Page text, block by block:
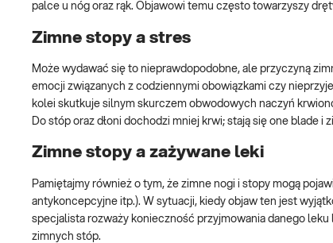
palce u nóg oraz rąk. Objawowi temu często towarzyszy
Zimne stopy a stres
Może wydawać się to nieprawdopodobne, ale przyczyną
emocji związanych z codziennymi obowiązkami czy
kolei skutkuje silnym skurczem obwodowych naczyń
Do stóp oraz dłoni dochodzi mniej krwi; stają się one blade i
Zimne stopy a zażywane leki
Pamiętajmy również o tym, że zimne nogi i stopy mogą
antykoncepcyjne itp.). W sytuacji, kiedy objaw ten jest
specjalista rozważy konieczność przyjmowania danego
zimnych stóp.